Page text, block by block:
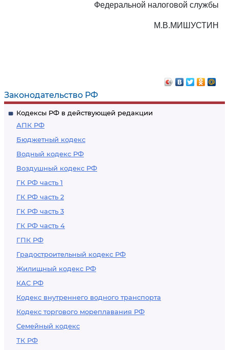
Законодательство РФ
Кодексы РФ в действующей редакции
АПК РФ
Бюджетный кодекс
Водный кодекс РФ
Воздушный кодекс РФ
ГК РФ часть 1
ГК РФ часть 2
ГК РФ часть 3
ГК РФ часть 4
ГПК РФ
Градостроительный кодекс РФ
Жилищный кодекс РФ
КАС РФ
Кодекс внутреннего водного транспорта
Кодекс торгового мореплавания РФ
Семейный кодекс
ТК РФ
Федеральной налоговой службы
М.В.МИШУСТИН